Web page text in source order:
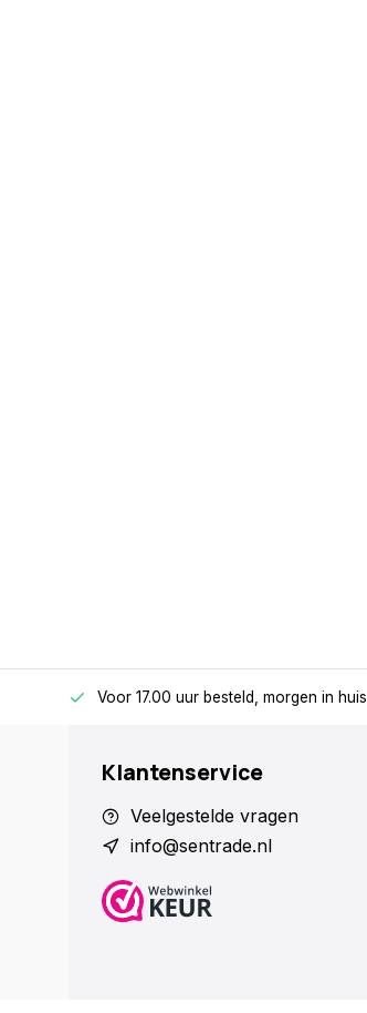
Voor 17.00 uur besteld, morgen in huis
Klantenservice
Veelgestelde vragen
info@sentrade.nl